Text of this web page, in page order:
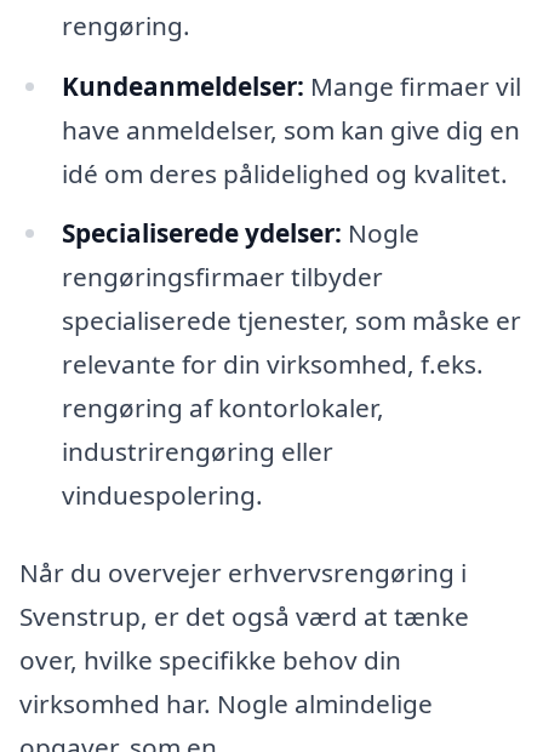
rengøring.
Kundeanmeldelser: Mange firmaer vil
have anmeldelser, som kan give dig en
idé om deres pålidelighed og kvalitet.
Specialiserede ydelser: Nogle
rengøringsfirmaer tilbyder
specialiserede tjenester, som måske er
relevante for din virksomhed, f.eks.
rengøring af kontorlokaler,
industrirengøring eller
vinduespolering.
Når du overvejer erhvervsrengøring i
Svenstrup, er det også værd at tænke
over, hvilke specifikke behov din
virksomhed har. Nogle almindelige